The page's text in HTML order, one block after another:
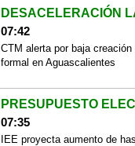
DESACELERACIÓN
07:42
CTM alerta por baja creación
formal en Aguascalientes
PRESUPUESTO
07:35
IEE proyecta aumento de